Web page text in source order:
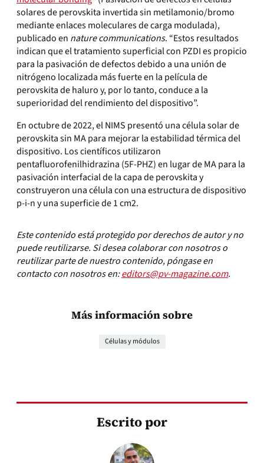
solares de perovskita invertida sin metilamonio/bromo
mediante enlaces moleculares de carga modulada),
publicado en nature communications. “Estos resultados
indican que el tratamiento superficial con PZDI es propicio
para la pasivación de defectos debido a una unión de
nitrógeno localizada más fuerte en la película de
perovskita de haluro y, por lo tanto, conduce a la
superioridad del rendimiento del dispositivo”.
En octubre de 2022, el NIMS presentó una célula solar de
perovskita sin MA para mejorar la estabilidad térmica del
dispositivo. Los científicos utilizaron
pentafluorofenilhidrazina (5F-PHZ) en lugar de MA para la
pasivación interfacial de la capa de perovskita y
construyeron una célula con una estructura de dispositivo
p-i-n y una superficie de 1 cm2.
Este contenido está protegido por derechos de autor y no
puede reutilizarse. Si desea colaborar con nosotros o
reutilizar parte de nuestro contenido, póngase en
contacto con nosotros en:editors@pv-magazine.com.
Más información sobre
Células y módulos
Escrito por